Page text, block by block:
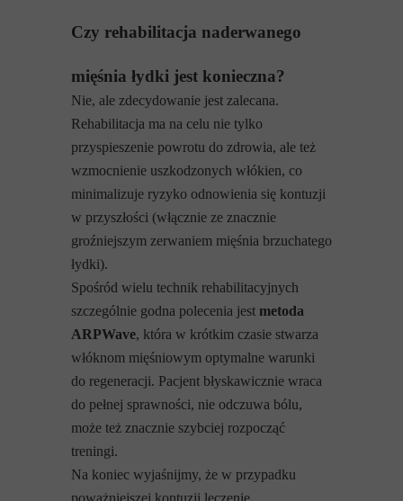
Czy rehabilitacja naderwanego
mięśnia łydki jest konieczna?
Nie, ale zdecydowanie jest zalecana.
Rehabilitacja ma na celu nie tylko
przyspieszenie powrotu do zdrowia, ale też
wzmocnienie uszkodzonych włókien, co
minimalizuje ryzyko odnowienia się kontuzji
w przyszłości (włącznie ze znacznie
groźniejszym zerwaniem mięśnia brzuchatego
łydki).
Spośród wielu technik rehabilitacyjnych
szczególnie godna polecenia jest metoda
ARPWave, która w krótkim czasie stwarza
włóknom mięśniowym optymalne warunki
do regeneracji. Pacjent błyskawicznie wraca
do pełnej sprawności, nie odczuwa bólu,
może też znacznie szybciej rozpocząć
treningi.
Na koniec wyjaśnijmy, że w przypadku
poważniejszej kontuzji leczenie